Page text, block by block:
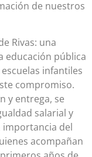
de nuestros
Rivas: una
educación pública
infantiles
compromiso.
y entrega, se
salarial y
importancia del
acompañan